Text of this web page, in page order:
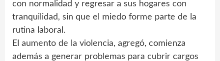
con normalidad y regresar a sus hogares con
tranquilidad, sin que el miedo forme parte de la
rutina laboral.
El aumento de la violencia, agregó, comienza
además a generar problemas para cubrir cargos